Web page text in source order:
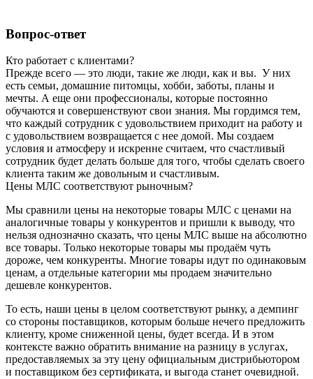
Вопрос-ответ
Кто работает с клиентами?
Прежде всего — это люди, такие же люди, как и вы. У них
есть семьи, домашние питомцы, хобби, заботы, планы и
мечты. А еще они профессионалы, которые постоянно
обучаются и совершенствуют свои знания. Мы гордимся тем,
что каждый сотрудник с удовольствием приходит на работу и
с удовольствием возвращается с нее домой. Мы создаем
условия и атмосферу и искренне считаем, что счастливый
сотрудник будет делать больше для того, чтобы сделать своего
клиента таким же довольным и счастливым.
Цены МЛС соответствуют рыночным?
Мы сравнили цены на некоторые товары МЛС с ценами на
аналогичные товары у конкурентов и пришли к выводу, что
нельзя однозначно сказать, что цены МЛС выше на абсолютно
все товары. Только некоторые товары мы продаём чуть
дороже, чем конкуренты. Многие товары идут по одинаковым
ценам, а отдельные категории мы продаем значительно
дешевле конкурентов.
То есть, наши цены в целом соответствуют рынку, а демпинг
со стороны поставщиков, которым больше нечего предложить
клиенту, кроме сниженной цены, будет всегда. И в этом
контексте важно обратить внимание на разницу в услугах,
предоставляемых за эту цену официальным дистрибьютором
и поставщиком без сертификата, и выгода станет очевидной.